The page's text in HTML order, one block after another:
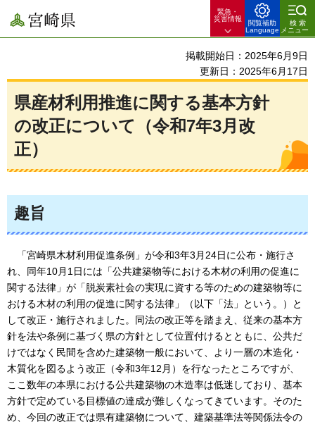
宮崎県
緊急・
災害情報
閲覧補助
Language
検索
メニュー
掲載開始日：2025年6月9日
更新日：2025年6月17日
県産材利用推進に関する基本方針
の改正について（令和7年3月改
正）
趣旨
「宮崎県木材利用促進条例」が令和3年3月24日に公布・施行さ
れ、同年10月1日には「公共建築物等における木材の利用の促進に
関する法律」が「脱炭素社会の実現に資する等のための建築物等に
おける木材の利用の促進に関する法律」（以下「法」という。）と
して改正・施行されました。同法の改正等を踏まえ、従来の基本方
針を法や条例に基づく県の方針として位置付けるとともに、公共だ
けではなく民間を含めた建築物一般において、より一層の木造化・
木質化を図るよう改正（令和3年12月）を行なったところですが、
ここ数年の本県における公共建築物の木造率は低迷しており、基本
方針で定めている目標値の達成が難しくなってきています。そのた
め、今回の改正では県有建築物について、建築基準法等関係法令の